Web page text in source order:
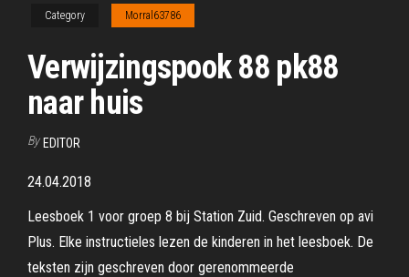
Category Morral63786
Verwijzingspook 88 pk88
naar huis
By EDITOR
24.04.2018
Leesboek 1 voor groep 8 bij Station Zuid. Geschreven op avi
Plus. Elke instructieles lezen de kinderen in het leesboek. De
teksten zijn geschreven door gerenommeerde